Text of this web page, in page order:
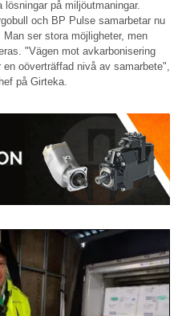
på miljöutmaningar.
och BP Pulse samarbetar nu
ser stora möjligheter, men
"Vägen mot avkarbonisering
oöverträffad nivå av samarbete",
på Girteka.